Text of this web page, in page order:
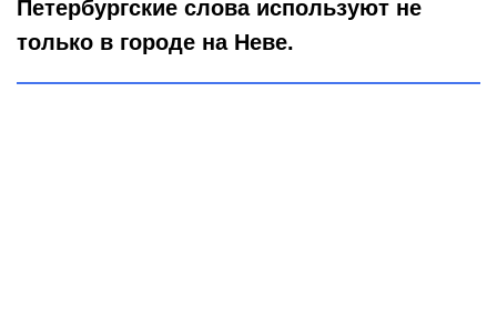
Петербургские слова используют не
только в городе на Неве.